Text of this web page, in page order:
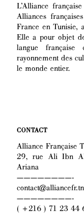
L’Alliance
Alliances
France en Tunisie,
Elle a pour objet
langue
rayonnement des
le monde entier.
CONTACT
Alliance Française
29, rue Ali Ibn
Ariana
————————-
contact@alliancefr.tn
————————-
( +216 ) 71 23 44